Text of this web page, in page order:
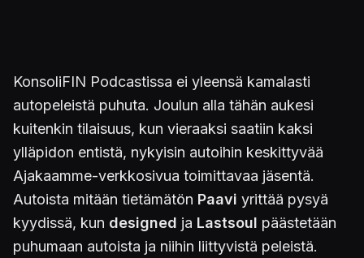
KonsoliFIN Podcastissa ei yleensä kamalasti
autopeleistä puhuta. Joulun alla tähän aukesi
kuitenkin tilaisuus, kun vieraaksi saatiin kaksi
ylläpidon entistä, nykyisin autoihin keskittyvää
Ajakaamme-verkkosivua toimittavaa jäsentä.
Autoista mitään tietämätön Paavi yrittää pysyä
kyydissä, kun designed ja Lastsoul päästetään
puhumaan autoista ja niihin liittyvistä peleistä.